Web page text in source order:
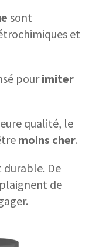
sont
et
pourimiter
qualité, le
moins cher.
De
de